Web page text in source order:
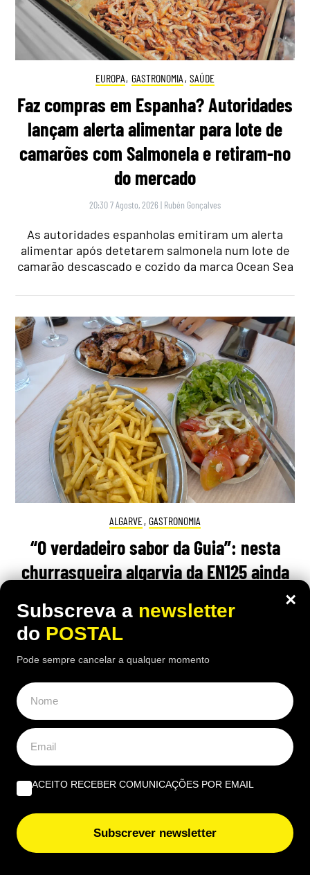
EUROPA, GASTRONOMIA , SAÚDE
Faz compras em Espanha? Autoridades
lançam alerta alimentar para lote de
camarões com Salmonela e retiram-no
do mercado
20:30 7 Agosto, 2026 | Rubén Gonçalves
As autoridades espanholas emitiram um alerta
alimentar após detetarem salmonela num lote de
camarão descascado e cozido da marca Ocean Sea
ALGARVE, GASTRONOMIA
“O verdadeiro sabor da Guia”: nesta
churrasqueira algarvia da EN125 ainda
pode comer “excelente frango à Guia”
por 6,50€
Algarve continuam a chamar clientes durante o
verão
×
Subscreva a newsletter
do POSTAL
Pode sempre cancelar a qualquer momento
ACEITO RECEBER COMUNICAÇÕES POR EMAIL
Subscrever newsletter